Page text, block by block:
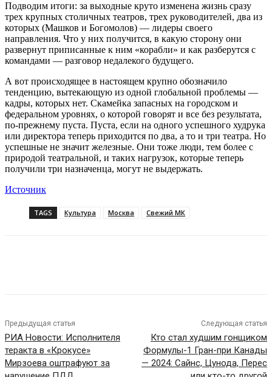
Подводим итоги: за выходные круто изменена жизнь сразу
трех крупных столичных театров, трех руководителей, два из
которых (Машков и Богомолов) — лидеры своего
направления. Что у них получится, в какую сторону они
развернут приписанные к ним «корабли» и как разберутся с
командами — разговор недалекого будущего.
А вот происходящее в настоящем крупно обозначило
тенденцию, вытекающую из одной глобальной проблемы —
кадры, которых нет. Скамейка запасных на городском и
федеральном уровнях, о которой говорят и все без результата,
по-прежнему пуста. Пуста, если на одного успешного худрука
или директора теперь приходится по два, а то и три театра. Но
успешные не значит железные. Они тоже люди, тем более с
природой театральной, и таких нагрузок, которые теперь
получили три назначенца, могут не выдержать.
Источник
TAGS Культура Москва Свежий МК
Предыдущая статья
РИА Новости: Исполнителя
теракта в «Крокусе»
Мирзоева оштрафуют за
Следующая статья
Кто стал худшим гонщиком
Формулы-1 Гран-при Канады
— 2024: Сайнс, Цунода, Перес